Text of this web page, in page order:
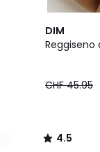
DIM
CHF 45.95
4.5
/ 5
7
Colori
4.5
/